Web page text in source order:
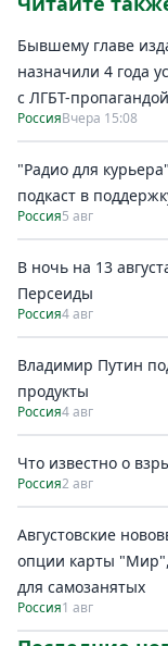
Бывшему главе
назначили 4 года
с ЛГБТ-
РоссияВчера 15:08
"Радио для
подкаст в
Россия5 авг
В ночь на 13
Персеиды
Россия4 авг
Владимир Путин
продукты
Россия4 авг
Что известно о
Россия2 авг
Августовские
опции карты
для самозанятых
Россия1 авг